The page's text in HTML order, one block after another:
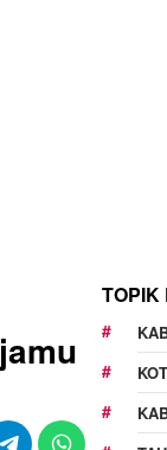
TOPIK